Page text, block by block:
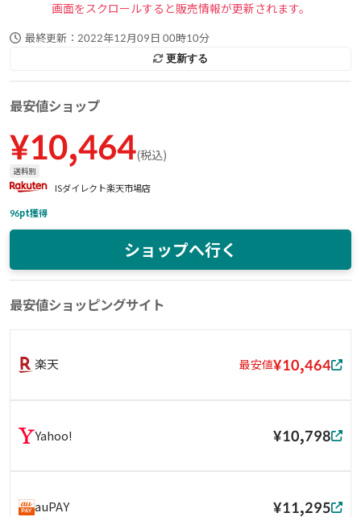
画面をスクロールすると販売情報が更新されます。
最終更新： 2022年12月09日 00時10分
更新する
最安値ショップ
¥10,464(税込)
送料別
ISダイレクト楽天市場店
96pt獲得
ショップへ行く
最安値ショッピングサイト
楽天 最安値¥10,464
Yahoo! ¥10,798
auPAY ¥11,295